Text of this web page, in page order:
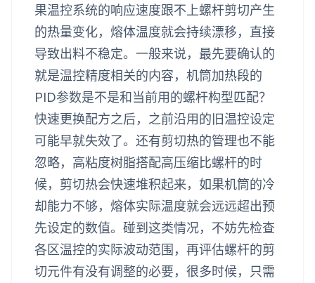
果温控系统的响应速度跟不上螺杆剪切产生
的热量变化，熔体温度就会持续漂移，直接
导致出料不稳定。一般来说，最先要确认的
就是温控精度相关的内容，机筒加热段的
PID参数是不是和当前用的螺杆构型匹配？
快速更换配方之后，之前沿用的旧温控设定
可能早就失效了。还有剪切热的管理也不能
忽略，高粘度树脂搭配高压缩比螺杆的时
候，剪切热会快速堆积起来，如果机筒的冷
却能力不够，熔体实际温度就会远远超出预
先设定的数值。碰到这类情况，不妨先检查
各区温控的实际波动范围，再评估螺杆的剪
切元件有没有调整的必要，很多时候，只需